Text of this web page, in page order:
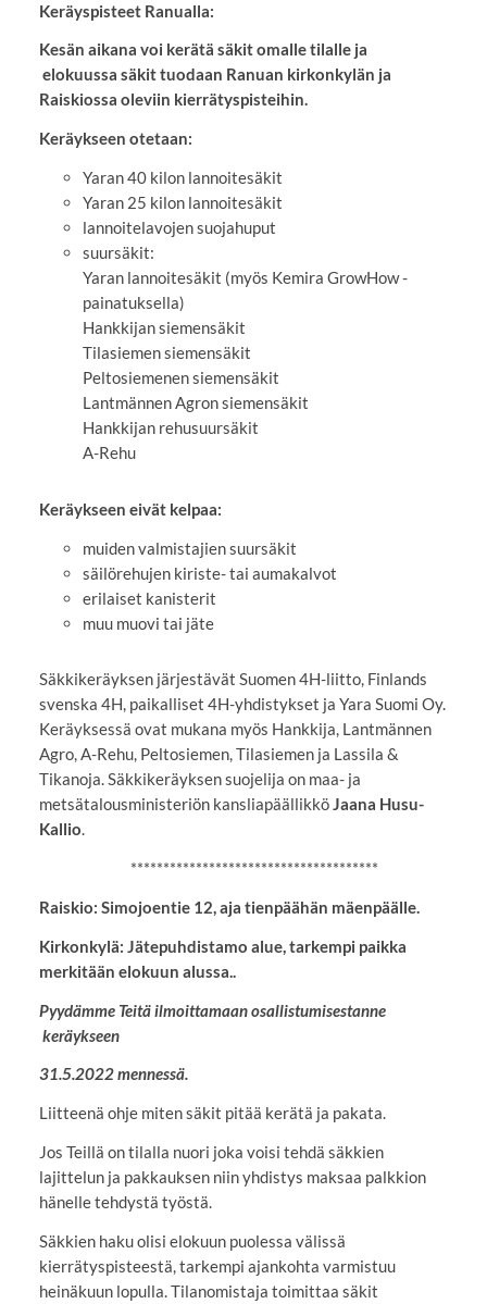
Keräyspisteet Ranualla:
Kesän aikana voi kerätä säkit omalle tilalle ja
elokuussa säkit tuodaan Ranuan kirkonkylän ja
Raiskiossa oleviin kierrätyspisteihin.
Keräykseen otetaan:
Yaran 40 kilon lannoitesäkit
Yaran 25 kilon lannoitesäkit
lannoitelavojen suojahuput
suursäkit:
Yaran lannoitesäkit (myös Kemira GrowHow -
painatuksella)
Hankkijan siemensäkit
Tilasiemen siemensäkit
Peltosiemenen siemensäkit
Lantmännen Agron siemensäkit
Hankkijan rehusuursäkit
A-Rehu
Keräykseen eivät kelpaa:
muiden valmistajien suursäkit
säilörehujen kiriste- tai aumakalvot
erilaiset kanisterit
muu muovi tai jäte
Säkkikeräyksen järjestävät Suomen 4H-liitto, Finlands
svenska 4H, paikalliset 4H-yhdistykset ja Yara Suomi Oy.
Keräyksessä ovat mukana myös Hankkija, Lantmännen
Agro, A-Rehu, Peltosiemen, Tilasiemen ja Lassila &
Tikanoja. Säkkikeräyksen suojelija on maa- ja
metsätalousministeriön kansliapäällikköJaana Husu-
Kallio.
**************************************
Raiskio: Simojoentie 12, aja tienpäähän mäenpäälle.
Kirkonkylä: Jätepuhdistamo alue, tarkempi paikka
merkitään elokuun alussa..
Pyydämme Teitä ilmoittamaan osallistumisestanne
keräykseen
31.5.2022 mennessä.
Liitteenä ohje miten säkit pitää kerätä ja pakata.
Jos Teillä on tilalla nuori joka voisi tehdä säkkien
lajittelun ja pakkauksen niin yhdistys maksaa palkkion
hänelle tehdystä työstä.
Säkkien haku olisi elokuun puolessa välissä
kierrätyspisteestä, tarkempi ajankohta varmistuu
heinäkuun lopulla. Tilanomistaja toimittaa säkit